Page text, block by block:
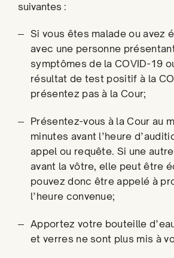
suivantes :
Si vous êtes malade ou avez
avec une personne
symptômes de la COVID-19
résultat de test positif à la
présentez pas à la Cour;
Présentez-vous à la Cour au
minutes avant l’heure
appel ou requête. Si une
avant la vôtre, elle peut être
pouvez donc être appelé à
l’heure convenue;
Apportez votre bouteille
et verres ne sont plus mis à